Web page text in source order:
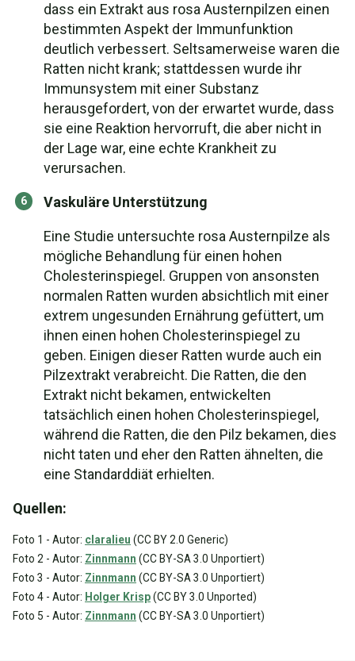
dass ein Extrakt aus rosa Austernpilzen einen
bestimmten Aspekt der Immunfunktion
deutlich verbessert. Seltsamerweise waren die
Ratten nicht krank; stattdessen wurde ihr
Immunsystem mit einer Substanz
herausgefordert, von der erwartet wurde, dass
sie eine Reaktion hervorruft, die aber nicht in
der Lage war, eine echte Krankheit zu
verursachen.
Vaskuläre Unterstützung
Eine Studie untersuchte rosa Austernpilze als
mögliche Behandlung für einen hohen
Cholesterinspiegel. Gruppen von ansonsten
normalen Ratten wurden absichtlich mit einer
extrem ungesunden Ernährung gefüttert, um
ihnen einen hohen Cholesterinspiegel zu
geben. Einigen dieser Ratten wurde auch ein
Pilzextrakt verabreicht. Die Ratten, die den
Extrakt nicht bekamen, entwickelten
tatsächlich einen hohen Cholesterinspiegel,
während die Ratten, die den Pilz bekamen, dies
nicht taten und eher den Ratten ähnelten, die
eine Standarddiät erhielten.
Quellen:
Foto 1 - Autor: claralieu (CC BY 2.0 Generic)
Foto 2 - Autor: Zinnmann (CC BY-SA 3.0 Unportiert)
Foto 3 - Autor: Zinnmann (CC BY-SA 3.0 Unportiert)
Foto 4 - Autor: Holger Krisp(CC BY 3.0 Unported)
Foto 5 - Autor: Zinnmann (CC BY-SA 3.0 Unportiert)